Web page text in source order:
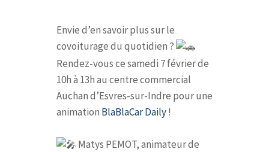
Envie d’en savoir plus sur le
covoiturage du quotidien ?
Rendez-vous ce samedi 7 février de
10h à 13h au centre commercial
Auchan d’Esvres-sur-Indre pour une
animation BlaBlaCar Daily!
Matys PEMOT, animateur de